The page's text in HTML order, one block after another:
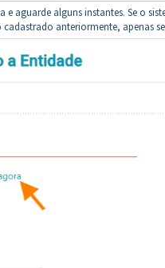
aguarde alguns instantes. Se o
cadastrado anteriormente, apenas